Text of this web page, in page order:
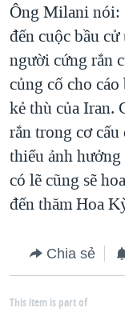
Ông Milani nói:
đến cuộc bầu
người cứng rắn
củng cố cho
kẻ thù của Iran.
rắn trong cơ
thiểu ảnh
có lẽ cũng sẽ
đến thăm Hoa
Chia sẻ
This item is part of